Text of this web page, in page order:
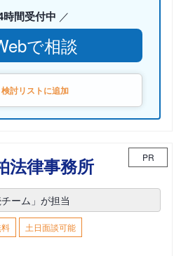
時間受付中
で相談
検討リストに追加
法律事務所 PR
ーム」が担当
土日面談可能